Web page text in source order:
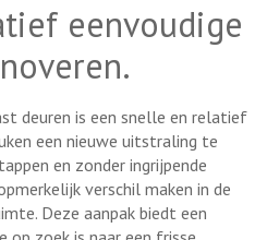
eenvoudige
deuren is een snelle en relatief
een nieuwe uitstraling te
en zonder ingrijpende
verschil maken in de
Deze aanpak biedt een